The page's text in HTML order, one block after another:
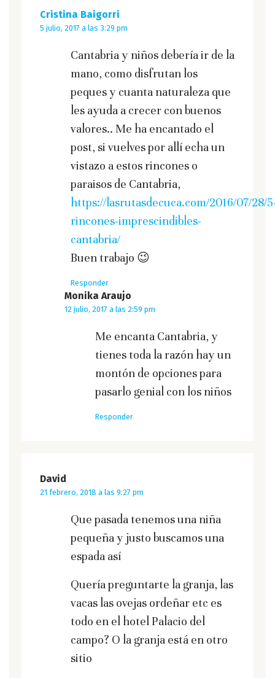
Cristina Baigorri
5 julio, 2017 a las 3:29 pm
Cantabria y niños debería ir de la
mano, como disfrutan los
peques y cuanta naturaleza que
les ayuda a crecer con buenos
valores.. Me ha encantado el
post, si vuelves por allí echa un
vistazo a estos rincones o
paraisos de Cantabria,
https://lasrutasdecuca.com/2016/07/28/
rincones-imprescindibles-
cantabria/
Buen trabajo 😉
Responder
Monika Araujo
12 julio, 2017 a las 2:59 pm
Me encanta Cantabria, y
tienes toda la razón hay un
montón de opciones para
pasarlo genial con los niños
Responder
David
21 febrero, 2018 a las 9:27 pm
Que pasada tenemos una niña
pequeña y justo buscamos una
espada así
Quería preguntarte la granja, las
vacas las ovejas ordeñar etc es
todo en el hotel Palacio del
campo? O la granja está en otro
sitio